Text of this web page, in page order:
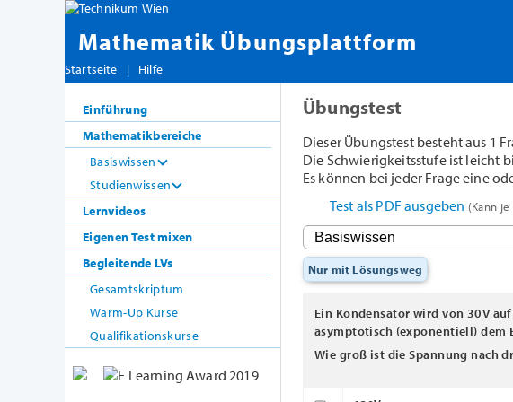
Mathematik Übungsplattform
Startseite | Hilfe
Einführung
Mathematikbereiche
Basiswissen
Studienwissen
Lernvideos
Eigenen Test mixen
Begleitende LVs
Gesamtskriptum
Warm-Up Kurse
Qualifikationskurse
Übungstest
Dieser Übungstest besteht aus 1
Die Schwierigkeitsstufe ist leicht
Es können bei jeder Frage eine
Test als PDF ausgeben (Kann
Nur mit Lösungsweg
Ein Kondensator wird von 30V
asymptotisch (exponentiell) dem
Wie groß ist die Spannung nach